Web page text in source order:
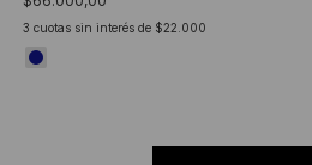
3 cuotas sin interés de $22.000